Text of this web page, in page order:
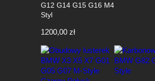
G12 G14 G15 G16 M4
Styl
1200,00 zł